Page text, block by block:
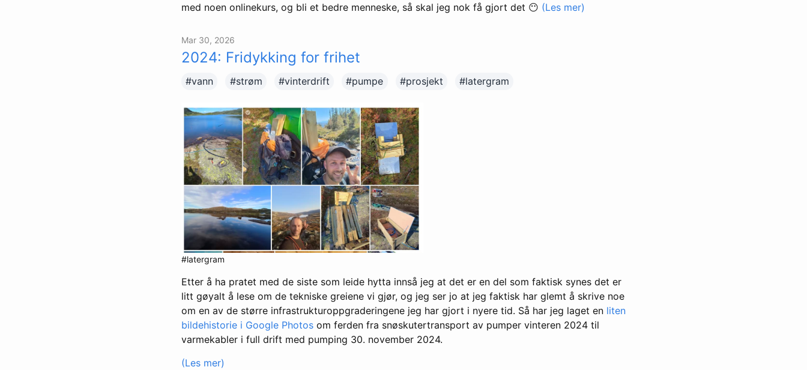
med noen onlinekurs, og bli et bedre menneske, så skal jeg nok få gjort det 😶 (Les mer)
Mar 30, 2026
2024: Fridykking for frihet
#vann #strøm #vinterdrift #pumpe #prosjekt #latergram
#latergram
Etter å ha pratet med de siste som leide hytta innså jeg at det er en del som faktisk synes det er
litt gøyalt å lese om de tekniske greiene vi gjør, og jeg ser jo at jeg faktisk har glemt å skrive noe
om en av de større infrastrukturoppgraderingene jeg har gjort i nyere tid. Så har jeg laget en liten
bildehistorie i Google Photos om ferden fra snøskutertransport av pumper vinteren 2024 til
varmekabler i full drift med pumping 30. november 2024.
(Les mer)